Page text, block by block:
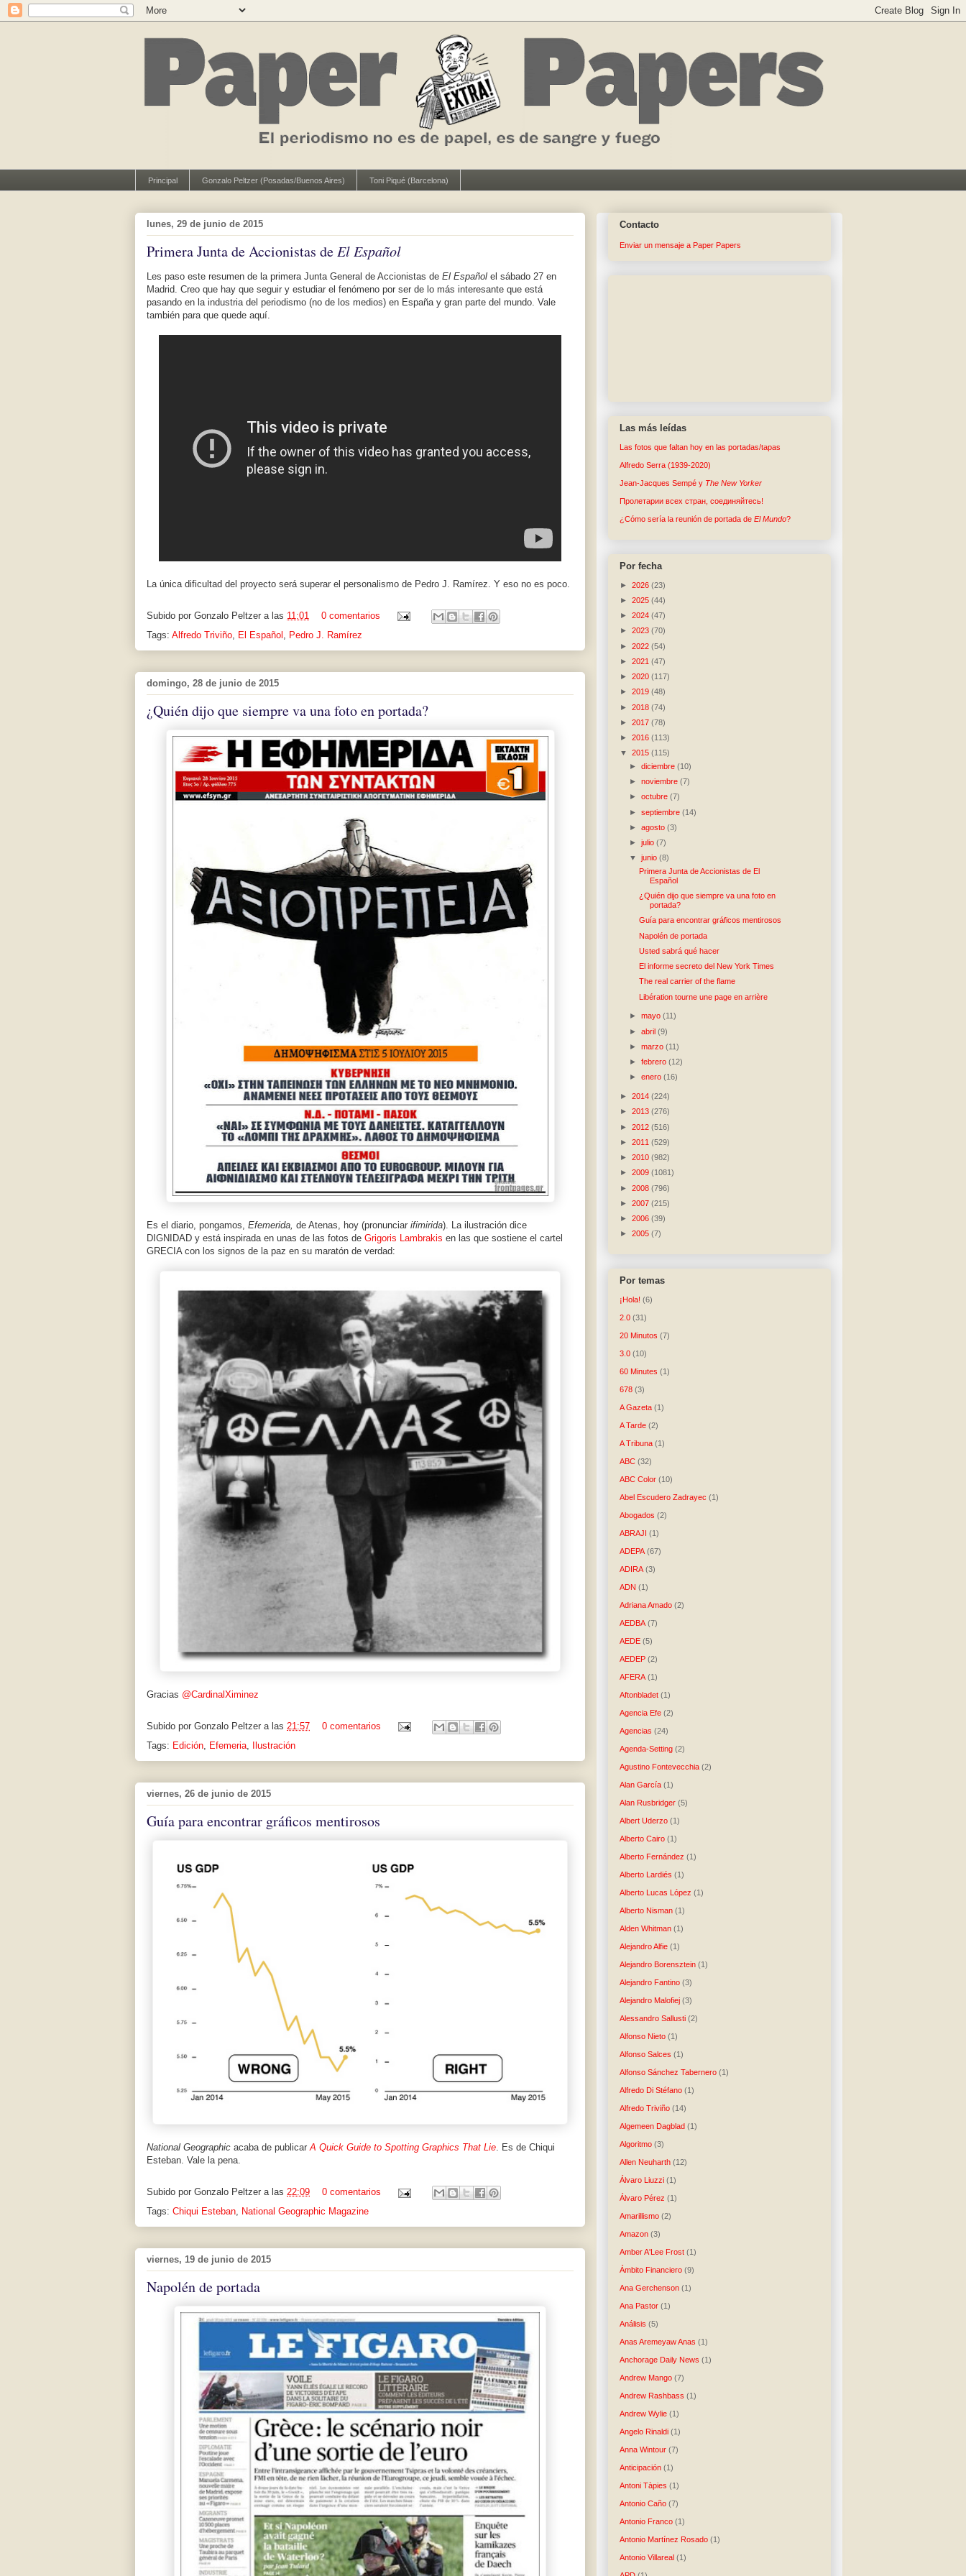
Principal Gonzalo Peltzer (Posadas/Buenos Aires) Toni Piqué (Barcelona)
lunes, 29 de junio de 2015
Primera Junta de Accionistas de El Español
Les paso este resumen de la primera Junta General de Accionistas de El Español el sábado 27 en
Madrid. Creo que hay que seguir y estudiar el fenómeno por ser de lo más interesante que está
pasando en la industria del periodismo (no de los medios) en España y gran parte del mundo. Vale
también para que quede aquí.
La única dificultad del proyecto será superar el personalismo de Pedro J. Ramírez. Y eso no es poco.
Subido por Gonzalo Peltzer a las 11:01
0 comentarios
Tags: Alfredo Triviño, El Español , Pedro J. Ramírez
domingo, 28 de junio de 2015
¿Quién dijo que siempre va una foto en portada?
Es el diario, pongamos, Efemerida, de Atenas, hoy (pronunciar ifimirida). La ilustración dice
DIGNIDAD y está inspirada en unas de las fotos de Grigoris Lambrakis en las que sostiene el cartel
GRECIA con los signos de la paz en su maratón de verdad:
Gracias @CardinalXiminez
Subido por Gonzalo Peltzer a las 21:57
0 comentarios
Tags: Edición, Efemeria, Ilustración
viernes, 26 de junio de 2015
Guía para encontrar gráficos mentirosos
National Geographic acaba de publicarA Quick Guide to Spotting Graphics That Lie. Es de Chiqui
Esteban. Vale la pena.
Subido por Gonzalo Peltzer a las 22:09
0 comentarios
Tags: Chiqui Esteban, National Geographic Magazine
viernes, 19 de junio de 2015
Napolén de portada
Contacto
Enviar un mensaje a Paper Papers
Las más leídas
Las fotos que faltan hoy en las portadas/tapas
Alfredo Serra (1939-2020)
Jean-Jacques Sempé y The New Yorker
Пролетарии всех стран, соединяйтесь!
¿Cómo sería la reunión de portada de El Mundo?
Por fecha
► 2026 (23)
► 2025 (44)
► 2024 (47)
► 2023 (70)
► 2022 (54)
► 2021 (47)
► 2020 (117)
► 2019 (48)
► 2018 (74)
► 2017 (78)
► 2016 (113)
▼ 2015 (115)
►diciembre(10)
►noviembre(7)
►octubre(7)
►septiembre(14)
►agosto(3)
►julio(7)
▼junio(8)
Primera Junta de Accionistas de El
Español
¿Quién dijo que siempre va una foto en
portada?
Guía para encontrar gráficos mentirosos
Napolén de portada
Usted sabrá qué hacer
El informe secreto del New York Times
The real carrier of the flame
Libération tourne une page en arrière
►mayo(11)
►abril(9)
►marzo(11)
►febrero(12)
►enero(16)
► 2014 (224)
► 2013 (276)
► 2012 (516)
► 2011 (529)
► 2010 (982)
► 2009 (1081)
► 2008 (796)
► 2007 (215)
► 2006 (39)
► 2005 (7)
Por temas
¡Hola! (6)
2.0 (31)
20 Minutos (7)
3.0 (10)
60 Minutes (1)
678 (3)
A Gazeta (1)
A Tarde (2)
A Tribuna (1)
ABC (32)
ABC Color (10)
Abel Escudero Zadrayec (1)
Abogados (2)
ABRAJI (1)
ADEPA (67)
ADIRA (3)
ADN (1)
Adriana Amado (2)
AEDBA (7)
AEDE (5)
AEDEP (2)
AFERA (1)
Aftonbladet (1)
Agencia Efe (2)
Agencias (24)
Agenda-Setting (2)
Agustino Fontevecchia (2)
Alan García (1)
Alan Rusbridger (5)
Albert Uderzo (1)
Alberto Cairo (1)
Alberto Fernández (1)
Alberto Lardiés (1)
Alberto Lucas López (1)
Alberto Nisman (1)
Alden Whitman (1)
Alejandro Alfie (1)
Alejandro Borensztein (1)
Alejandro Fantino (3)
Alejandro Malofiej (3)
Alessandro Sallusti (2)
Alfonso Nieto (1)
Alfonso Salces (1)
Alfonso Sánchez Tabernero (1)
Alfredo Di Stéfano (1)
Alfredo Triviño (14)
Algemeen Dagblad (1)
Algoritmo (3)
Allen Neuharth (12)
Álvaro Liuzzi (1)
Álvaro Pérez (1)
Amarillismo (2)
Amazon (3)
Amber A'Lee Frost (1)
Ámbito Financiero (9)
Ana Gerchenson (1)
Ana Pastor (1)
Análisis (5)
Anas Aremeyaw Anas (1)
Anchorage Daily News (1)
Andrew Mango (7)
Andrew Rashbass (1)
Andrew Wylie (1)
Angelo Rinaldi (1)
Anna Wintour (7)
Anticipación (1)
Antoni Tàpies (1)
Antonio Caño (7)
Antonio Franco (1)
Antonio Martínez Rosado (1)
Antonio Villareal (1)